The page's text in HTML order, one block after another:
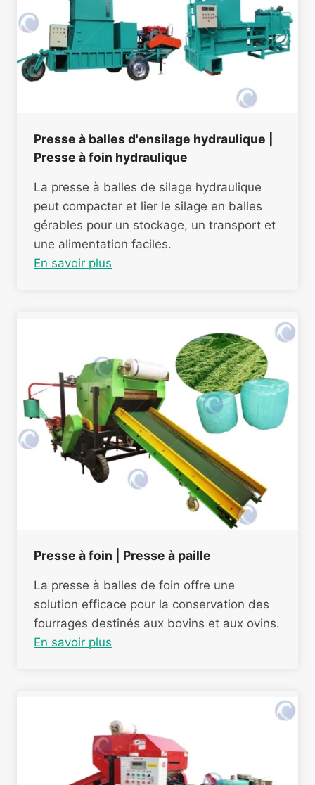
Presse à balles d'ensilage hydraulique |
Presse à foin hydraulique
La presse à balles de silage hydraulique
peut compacter et lier le silage en balles
gérables pour un stockage, un transport et
une alimentation faciles.
En savoir plus
Presse à foin | Presse à paille
La presse à balles de foin offre une
solution efficace pour la conservation des
fourrages destinés aux bovins et aux ovins.
En savoir plus